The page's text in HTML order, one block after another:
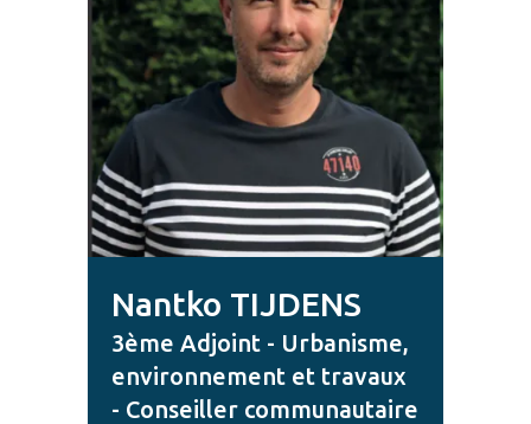
Nantko TIJDENS
3ème Adjoint - Urbanisme,
environnement et travaux
- Conseiller communautaire